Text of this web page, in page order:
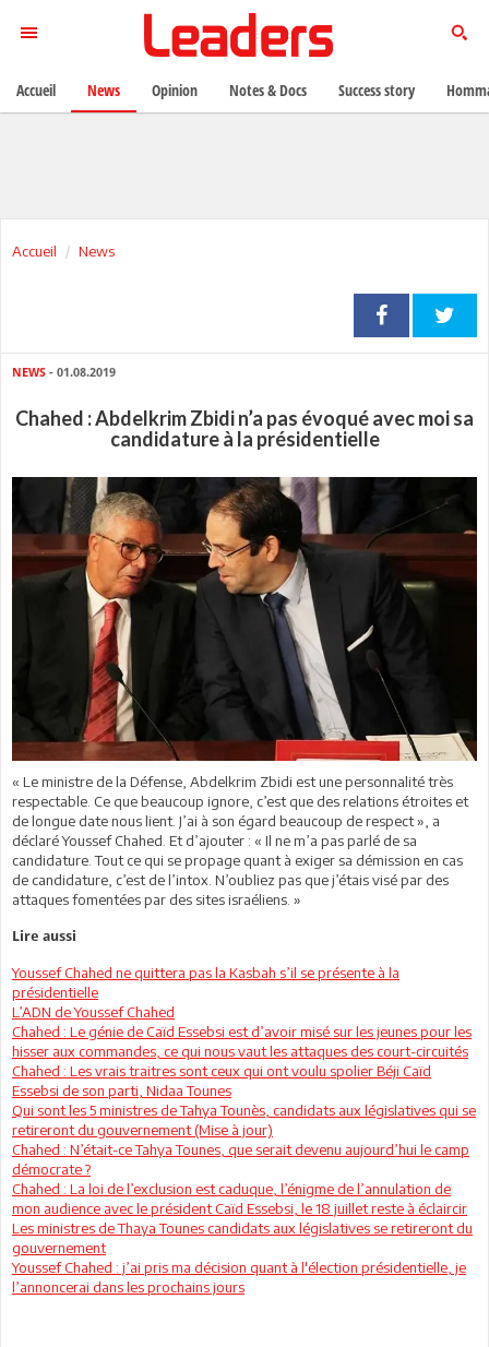
Accueil News
NEWS - 01.08.2019
Chahed : Abdelkrim Zbidi n’a pas évoqué avec moi sa
candidature à la présidentielle
« Le ministre de la Défense, Abdelkrim Zbidi est une personnalité très
respectable. Ce que beaucoup ignore, c’est que des relations étroites et
de longue date nous lient. J’ai à son égard beaucoup de respect », a
déclaré Youssef Chahed. Et d’ajouter : « Il ne m’a pas parlé de sa
candidature. Tout ce qui se propage quant à exiger sa démission en cas
de candidature, c’est de l’intox. N’oubliez pas que j’étais visé par des
attaques fomentées par des sites israéliens. »
Lire aussi
Youssef Chahed ne quittera pas la Kasbah s’il se présente à la
présidentielle
L’ADN de Youssef Chahed
Chahed : Le génie de Caïd Essebsi est d’avoir misé sur les jeunes pour les
hisser aux commandes, ce qui nous vaut les attaques des court-circuités
Chahed : Les vrais traitres sont ceux qui ont voulu spolier Béji Caïd
Essebsi de son parti, Nidaa Tounes
Qui sont les 5 ministres de Tahya Tounès, candidats aux législatives qui se
retireront du gouvernement (Mise à jour)
Chahed : N’était-ce Tahya Tounes, que serait devenu aujourd’hui le camp
démocrate ?
Chahed : La loi de l’exclusion est caduque, l’énigme de l’annulation de
mon audience avec le président Caïd Essebsi, le 18 juillet reste à éclaircir
Les ministres de Thaya Tounes candidats aux législatives se retireront du
gouvernement
Youssef Chahed : j’ai pris ma décision quant à l'élection présidentielle, je
l’annoncerai dans les prochains jours
Accueil News Opinion Notes & Docs Success story